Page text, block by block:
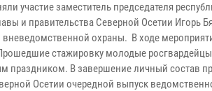
участие заместитель председателя
и правительства Северной Осетии Игорь
вневедомственной охраны. В ходе
стажировку молодые
праздником. В завершение личный состав
Осетии очередной выпуск